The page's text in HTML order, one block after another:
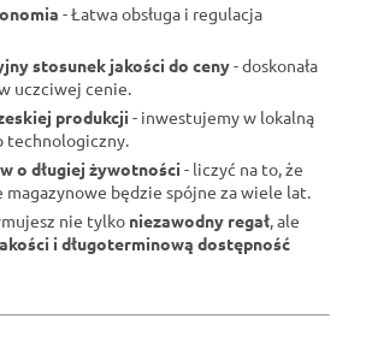
- Łatwa obsługa i regulacja
stosunek jakości do ceny- doskonała
uczciwej cenie.
produkcji - inwestujemy w lokalną
technologiczny.
o długiej żywotności - liczyć na to, że
będzie spójne za wiele lat.
nie tylko niezawodny regał , ale
i długoterminową dostępność